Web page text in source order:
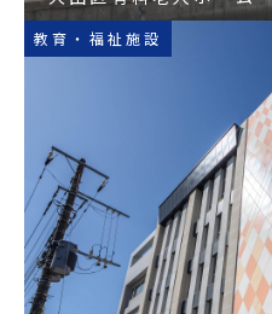
教育・福祉施設